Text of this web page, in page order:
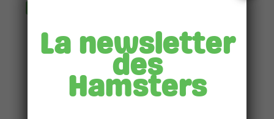
L’ENTREPRENEURIAT :
POURQUOI
La newsletter
des
Hamsters